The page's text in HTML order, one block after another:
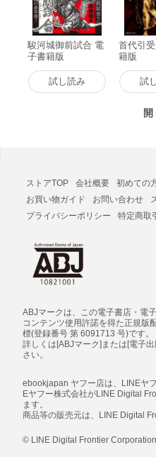
駿河城御前試合 電
子書籍版
試し読み
首代引
籍版
試
ストアTOP 会社概要 初めての
お買い物ガイド
お問い合わせ
プライバシーポリシー
特定商取
ABJマークは、この電子書店・電
コンテンツ使用許諾を得た正規版
標(登録番号 第 6091713 号)です。
詳しくは[ABJマーク]または[電子
さい。
ebookjapan ヤフー店は、LINEヤ
Eヤフー株式会社がLINE Digital
ます。
商品等の販売元は、LINE Digital
© LINE Digital Frontier